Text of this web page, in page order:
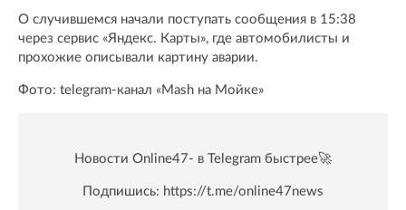
О случившемся начали поступать сообщения в 15:38
через сервис «Яндекс. Карты», где автомобилисты и
прохожие описывали картину аварии.
Фото: telegram-канал «Mash на Мойке»
Новости Online47- в Telegram быстрее🚀
Подпишись: https://t.me/online47news